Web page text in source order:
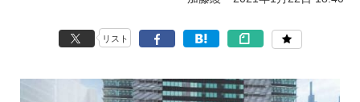
リスト